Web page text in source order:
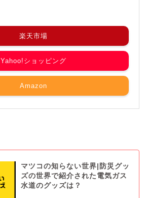
楽天市場
Yahoo!ショッピング
Amazon
マツコの知らない世界|防災グッ
ズの世界で紹介された電気ガス
水道のグッズは？